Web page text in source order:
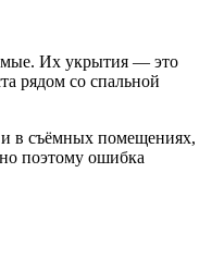
Их укрытия — это
рядом со спальной
и в съёмных помещениях,
поэтому ошибка